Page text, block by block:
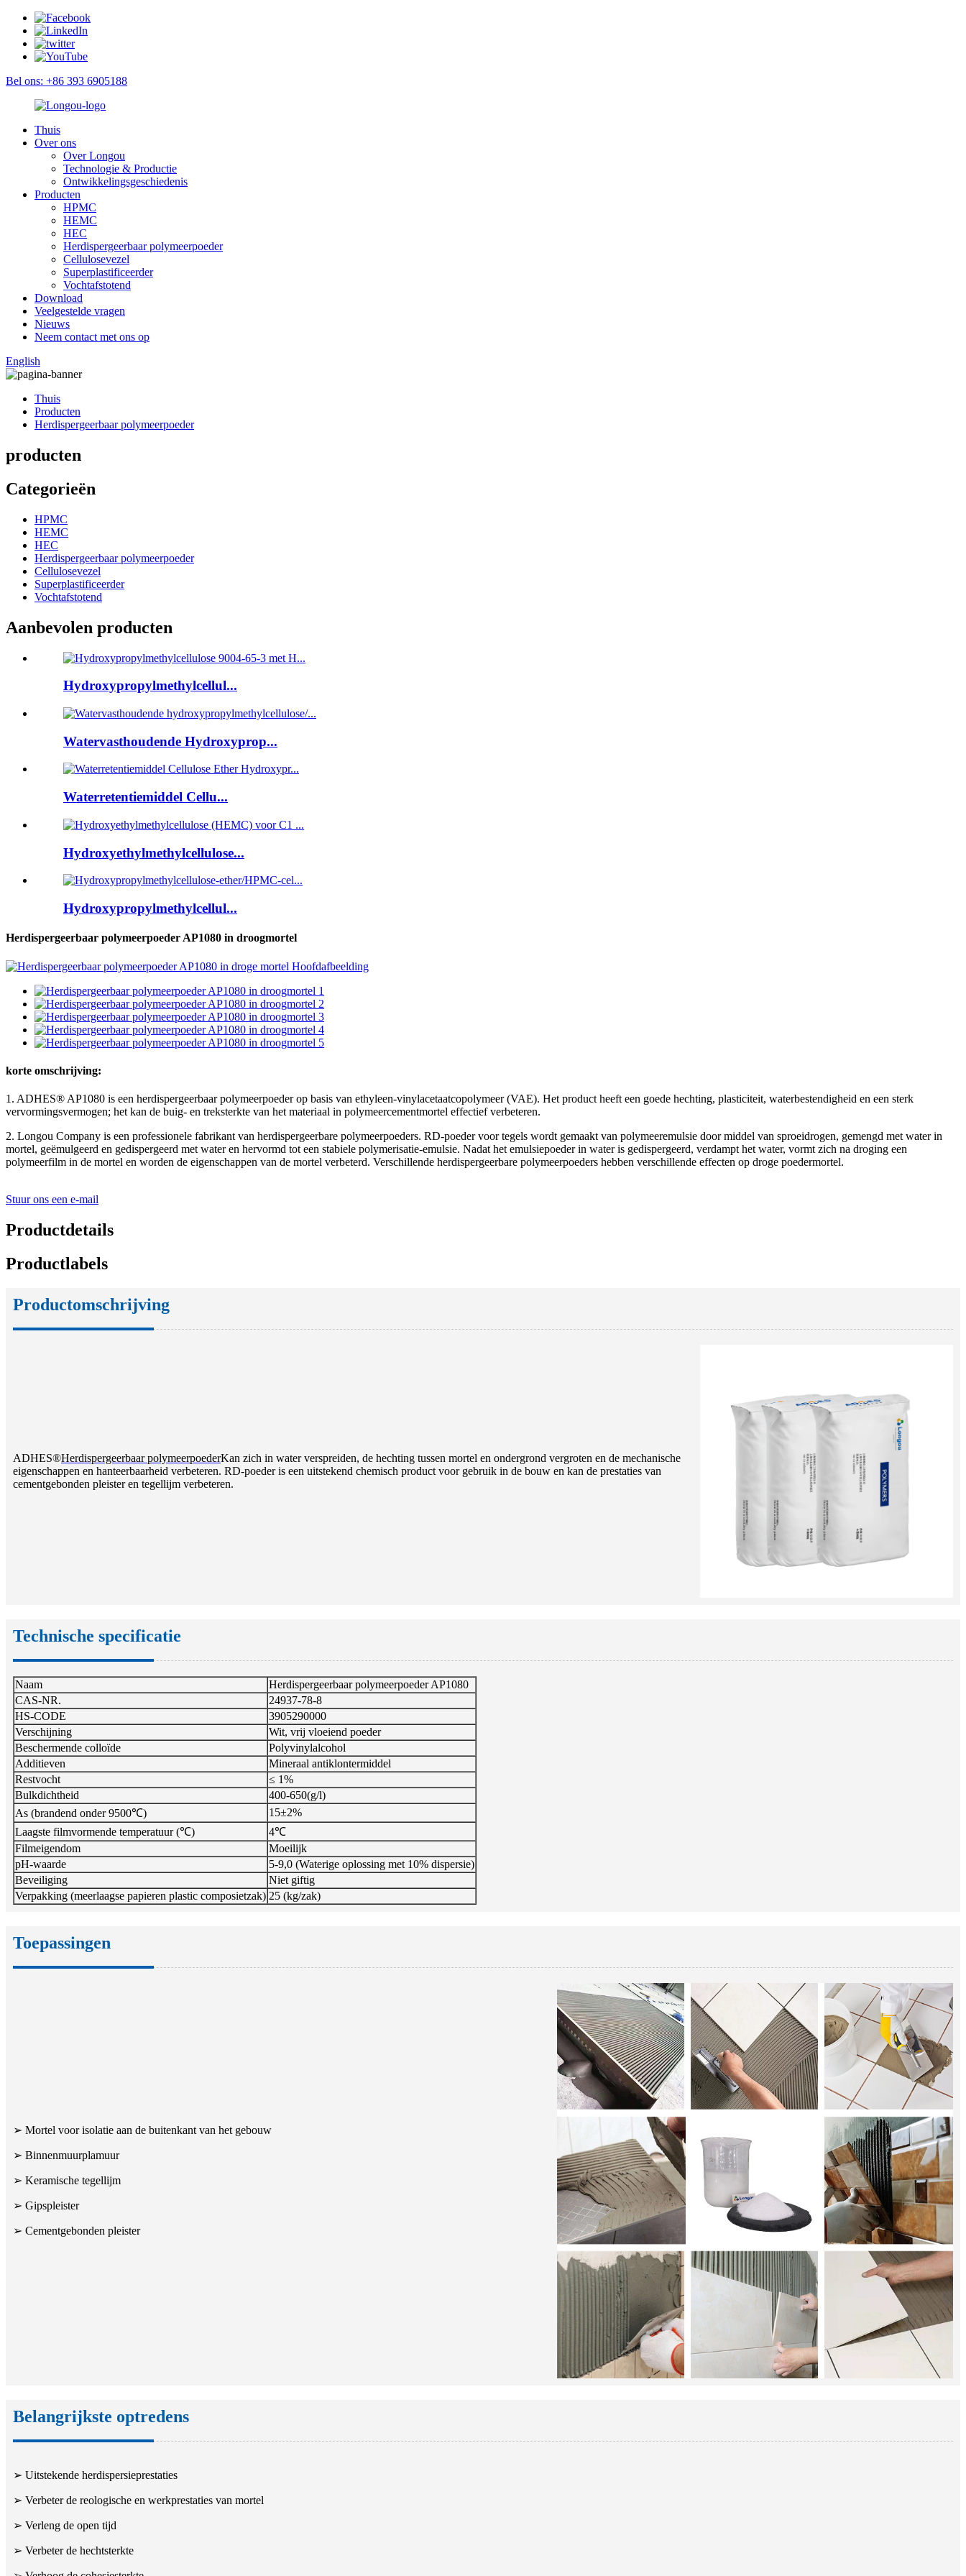
Bel ons: +86 393 6905188
Thuis
Over ons
Over Longou
Technologie & Productie
Ontwikkelingsgeschiedenis
Producten
HPMC
HEMC
HEC
Herdispergeerbaar polymeerpoeder
Cellulosevezel
Superplastificeerder
Vochtafstotend
Download
Veelgestelde vragen
Nieuws
Neem contact met ons op
English
Thuis
Producten
Herdispergeerbaar polymeerpoeder
producten
Categorieën
HPMC
HEMC
HEC
Herdispergeerbaar polymeerpoeder
Cellulosevezel
Superplastificeerder
Vochtafstotend
Aanbevolen producten
Hydroxypropylmethylcellul...
Watervasthoudende Hydroxyprop...
Waterretentiemiddel Cellu...
Hydroxyethylmethylcellulose...
Hydroxypropylmethylcellul...
Herdispergeerbaar polymeerpoeder AP1080 in droogmortel
korte omschrijving:
1. ADHES® AP1080 is een herdispergeerbaar polymeerpoeder op basis van ethyleen-vinylacetaatcopolymeer (VAE). Het product heeft een goede hechting, plasticiteit, waterbestendigheid en een sterk
vervormingsvermogen; het kan de buig- en treksterkte van het materiaal in polymeercementmortel effectief verbeteren.
2. Longou Company is een professionele fabrikant van herdispergeerbare polymeerpoeders. RD-poeder voor tegels wordt gemaakt van polymeeremulsie door middel van sproeidrogen, gemengd met water in
mortel, geëmulgeerd en gedispergeerd met water en hervormd tot een stabiele polymerisatie-emulsie. Nadat het emulsiepoeder in water is gedispergeerd, verdampt het water, vormt zich na droging een
polymeerfilm in de mortel en worden de eigenschappen van de mortel verbeterd. Verschillende herdispergeerbare polymeerpoeders hebben verschillende effecten op droge poedermortel.
Stuur ons een e-mail
Productdetails
Productlabels
Productomschrijving
ADHES®Herdispergeerbaar polymeerpoederKan zich in water verspreiden, de hechting tussen mortel en ondergrond vergroten en de mechanische
eigenschappen en hanteerbaarheid verbeteren. RD-poeder is een uitstekend chemisch product voor gebruik in de bouw en kan de prestaties van
cementgebonden pleister en tegellijm verbeteren.
Technische specificatie
Naam
Herdispergeerbaar polymeerpoeder AP1080
CAS-NR.
24937-78-8
HS-CODE
3905290000
Verschijning
Wit, vrij vloeiend poeder
Beschermende colloïde
Polyvinylalcohol
Additieven
Mineraal antiklontermiddel
Restvocht
≤ 1%
Bulkdichtheid
400-650(g/l)
As (brandend onder 9500℃)
15±2%
Laagste filmvormende temperatuur (℃)
4℃
Filmeigendom
Moeilijk
pH-waarde
5-9,0 (Waterige oplossing met 10% dispersie)
Beveiliging
Niet giftig
Verpakking (meerlaagse papieren plastic composietzak) 25 (kg/zak)
Toepassingen
➢ Mortel voor isolatie aan de buitenkant van het gebouw
➢ Binnenmuurplamuur
➢ Keramische tegellijm
➢ Gipspleister
➢ Cementgebonden pleister
Belangrijkste optredens
➢ Uitstekende herdispersieprestaties
➢ Verbeter de reologische en werkprestaties van mortel
➢ Verleng de open tijd
➢ Verbeter de hechtsterkte